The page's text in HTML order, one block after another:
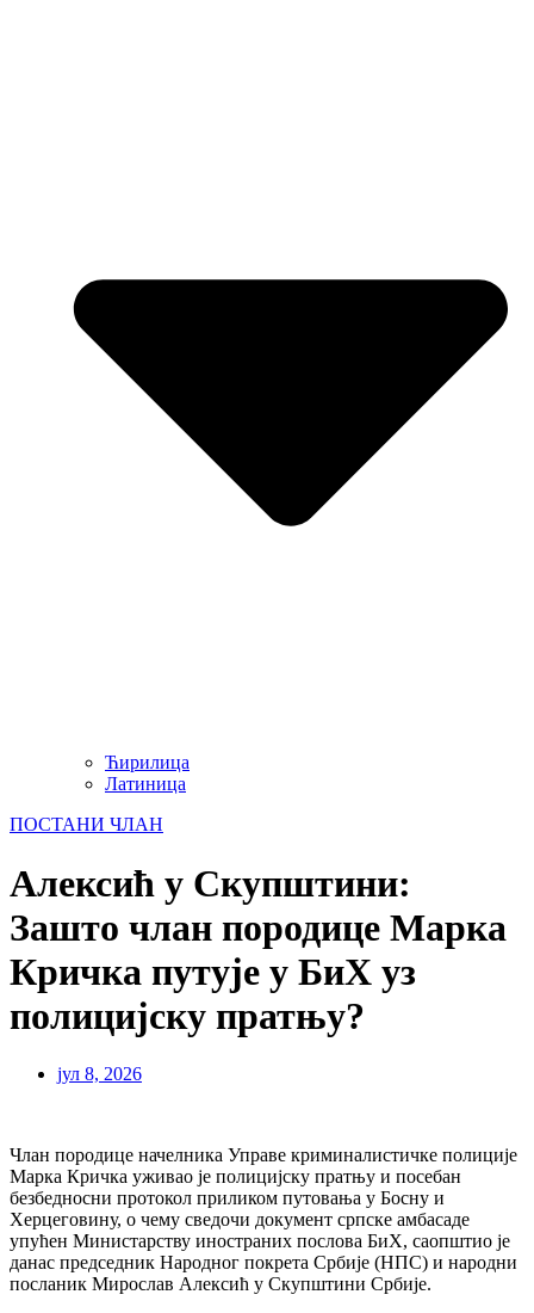
Ћирилица
Латиница
ПОСТАНИ ЧЛАН
Алексић у Скупштини:
Зашто члан породице Марка
Кричка путује у БиХ уз
полицијску пратњу?
јул 8, 2026
Члан породице начелника Управе криминалистичке полиције
Марка Кричка уживао је полицијску пратњу и посебан
безбедносни протокол приликом путовања у Босну и
Херцеговину, о чему сведочи документ српске амбасаде
упућен Министарству иностраних послова БиХ, саопштио је
данас председник Народног покрета Србије (НПС) и народни
посланик Мирослав Алексић у Скупштини Србије.